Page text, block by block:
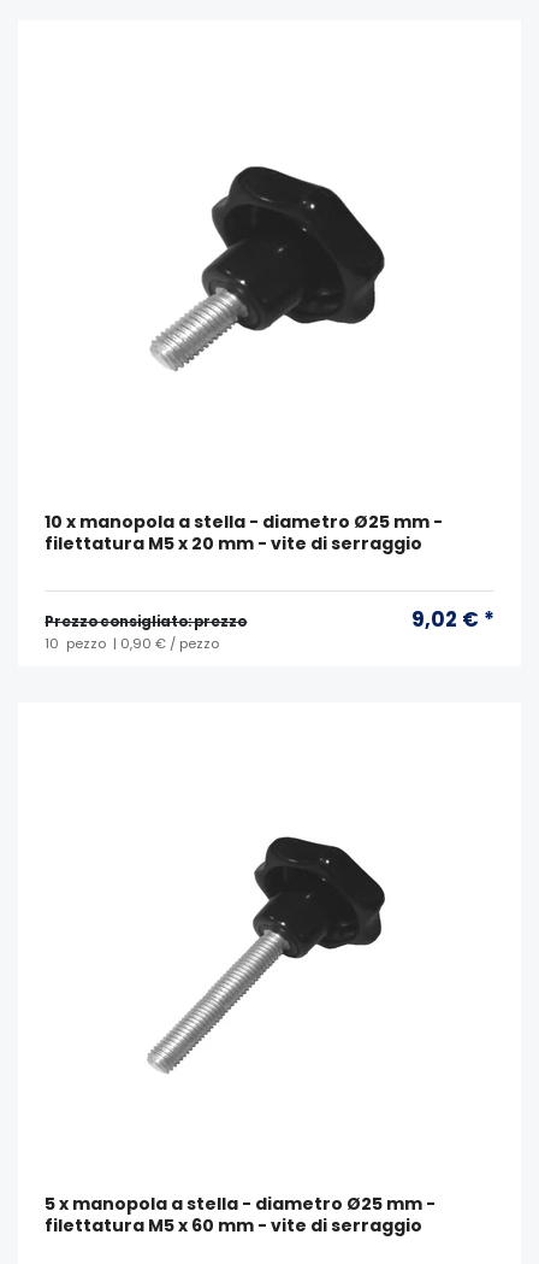
10 x manopola a stella - diametro Ø25 mm -
filettatura M5 x 20 mm - vite di serraggio
Prezzo consigliato: prezzo 9,02 € *
10 pezzo | 0,90 € / pezzo
5 x manopola a stella - diametro Ø25 mm -
filettatura M5 x 60 mm - vite di serraggio